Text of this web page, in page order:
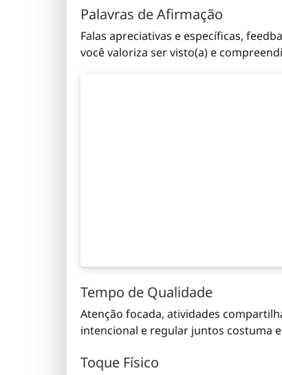
Palavras de Afirmação
Falas apreciativas e específicas,
você valoriza ser visto(a) e
Tempo de Qualidade
Atenção focada, atividades
intencional e regular juntos costuma
Toque Físico